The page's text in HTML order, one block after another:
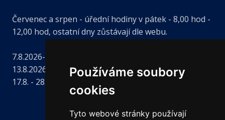
Používáme soubory
cookies
Tyto webové stránky používají
Červenec a srpen - úřední hodiny v pátek - 8,00 hod -
12,00 hod, ostatní dny zůstávají dle webu.
7.8.2026- dovolená
13.8.2026- úřední hodiny od 11 hodin
17.8. - 28.8.2026 - řádná dovolená